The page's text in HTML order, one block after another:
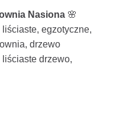
Nasiona 🌸
egzotyczne,
drzewo
drzewo,